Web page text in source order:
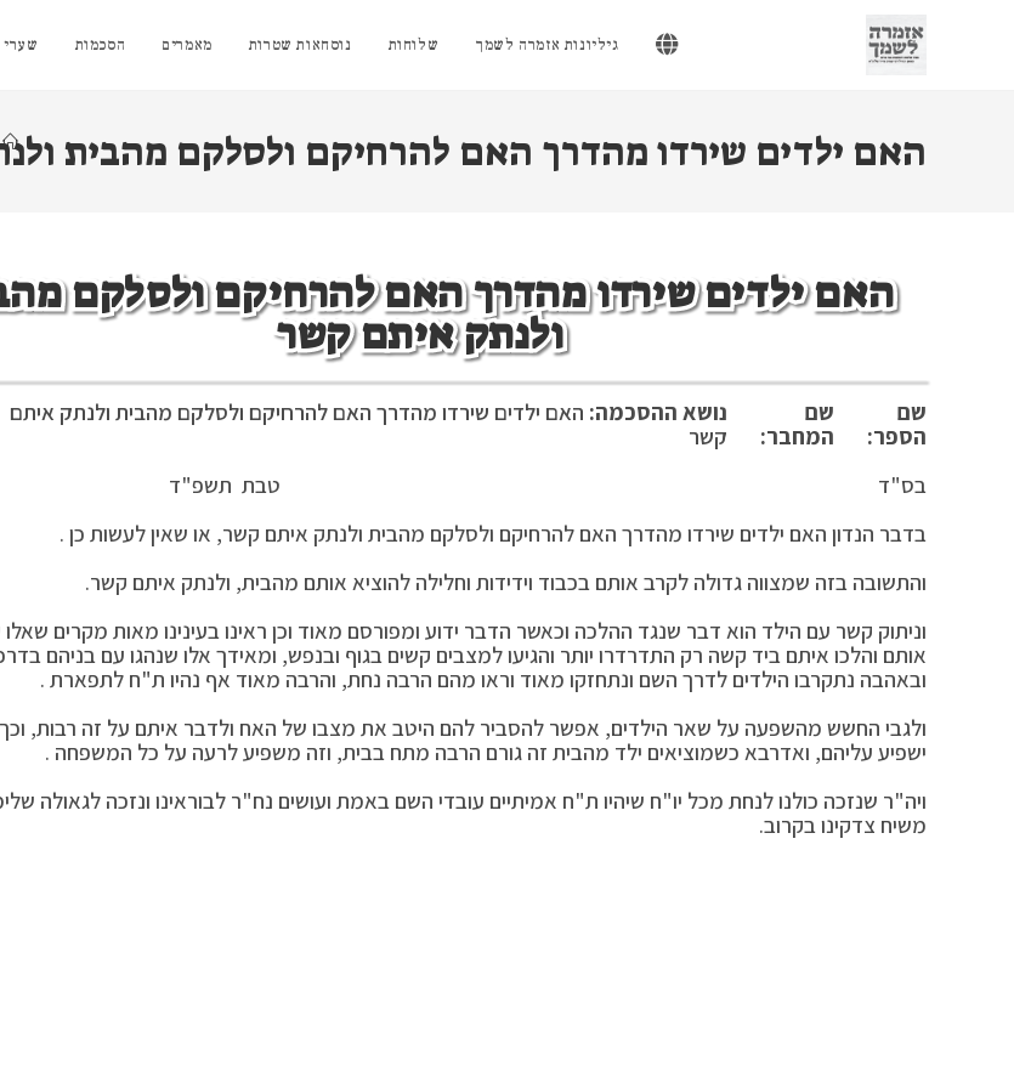
גיליונות אזמרה לשמך שלוחות נוסחאות שטרות מאמרים הסכמות
האם ילדים שירדו מהדרך האם להרחיקם ולסלקם מהבית
האם ילדים שירדו מהדרך האם להרחיקם ולסלקם
ולנתק איתם קשר
שם
הספר:
שם
המחבר:
נושא ההסכמה: האם ילדים שירדו מהדרך האם להרחיקם ולסלקם מהבית ולנתק איתם
קשר
בס"ד טבת תשפ"ד
בדבר הנדון האם ילדים שירדו מהדרך האם להרחיקם ולסלקם מהבית ולנתק איתם קשר, או שאין לעשות כן .
והתשובה בזה שמצווה גדולה לקרב אותם בכבוד וידידות וחלילה להוציא אותם מהבית, ולנתק איתם קשר.
וניתוק קשר עם הילד הוא דבר שנגד ההלכה וכאשר הדבר ידוע ומפורסם מאוד וכן ראינו בעינינו מאות מקרים
אותם והלכו איתם ביד קשה רק התדרדרו יותר והגיעו למצבים קשים בגוף ובנפש, ומאידך אלו שנהגו עם בניהם
ובאהבה נתקרבו הילדים לדרך השם ונתחזקו מאוד וראו מהם הרבה נחת, והרבה מאוד אף נהיו ת"ח לתפארת .
ולגבי החשש מהשפעה על שאר הילדים, אפשר להסביר להם היטב את מצבו של האח ולדבר איתם על זה רבות,
ישפיע עליהם, ואדרבא כשמוציאים ילד מהבית זה גורם הרבה מתח בבית, וזה משפיע לרעה על כל המשפחה .
ויה"ר שנזכה כולנו לנחת מכל יו"ח שיהיו ת"ח אמיתיים עובדי השם באמת ועושים נח"ר לבוראינו ונזכה לגאולה
משיח צדקינו בקרוב.